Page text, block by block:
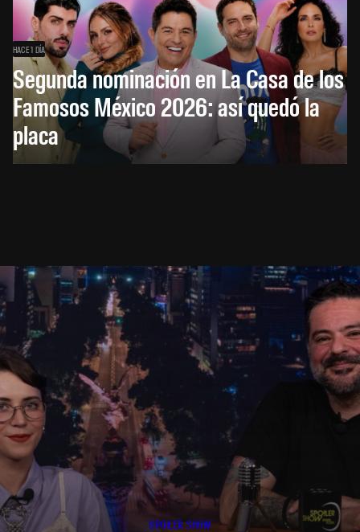
HACE 1 DÍA
Segunda nominación en La Casa de los
Famosos México 2026: así quedó la
placa
SPOILER SHOW